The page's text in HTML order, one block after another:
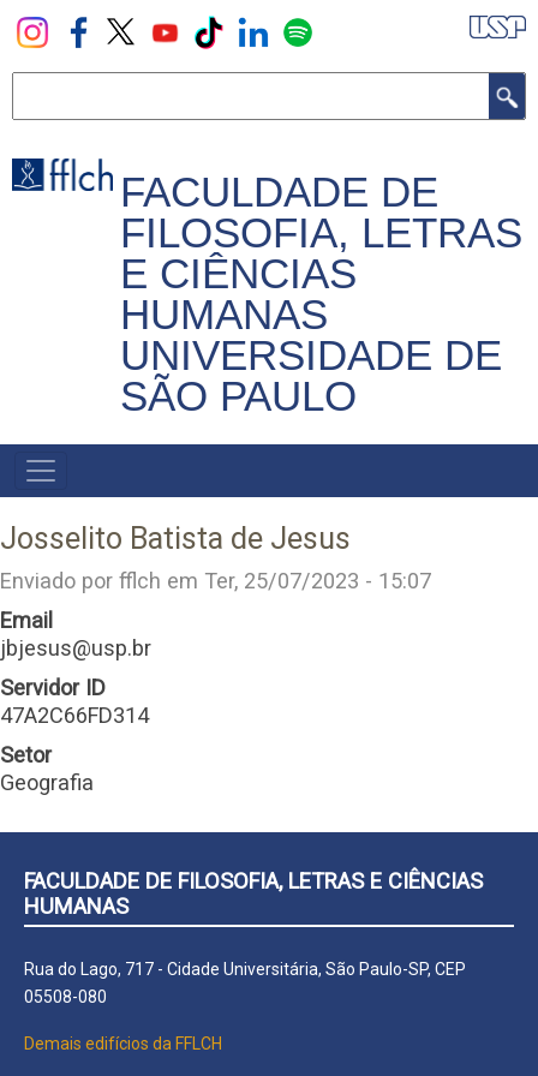
Pular
para
principal
FACULDADE DE
FILOSOFIA, LETRAS
E CIÊNCIAS
HUMANAS
UNIVERSIDADE DE
SÃO PAULO
NAVEGADOR
PRINCIPAL
Josselito Batista de Jesus
Enviado por fflch em Ter, 25/07/2023 - 15:07
Email
jbjesus@usp.br
Servidor ID
47A2C66FD314
Setor
Geografia
FACULDADE DE FILOSOFIA, LETRAS E CIÊNCIAS
HUMANAS
Rua do Lago, 717 - Cidade Universitária, São Paulo-SP, CEP
05508-080
Demais edifícios da FFLCH